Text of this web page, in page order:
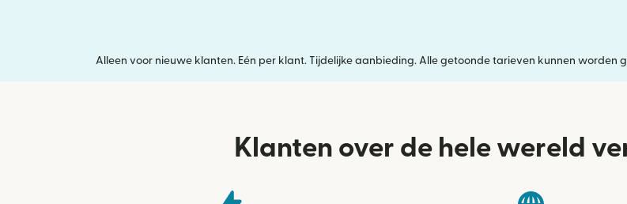
Alleen voor nieuwe klanten. Eén per klant. Tijdelijke aanbieding. Alle getoonde tarieven kunnen worden
Klanten over de hele wereld